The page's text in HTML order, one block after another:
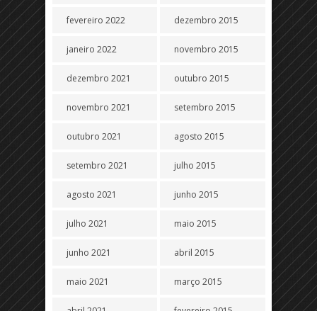
fevereiro 2022
janeiro 2022
dezembro 2021
novembro 2021
outubro 2021
setembro 2021
agosto 2021
julho 2021
junho 2021
maio 2021
dezembro 2015
novembro 2015
outubro 2015
setembro 2015
agosto 2015
julho 2015
junho 2015
maio 2015
abril 2015
março 2015